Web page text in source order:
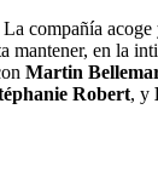
compañía
mantener, en la
Martin
Robert, y